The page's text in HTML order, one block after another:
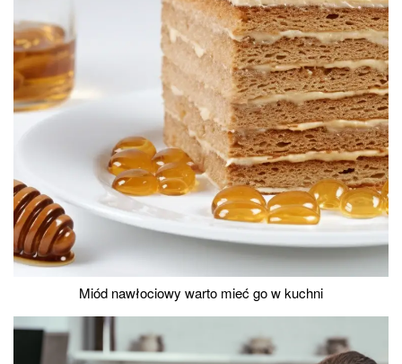
Miód nawłociowy warto mieć go w kuchni